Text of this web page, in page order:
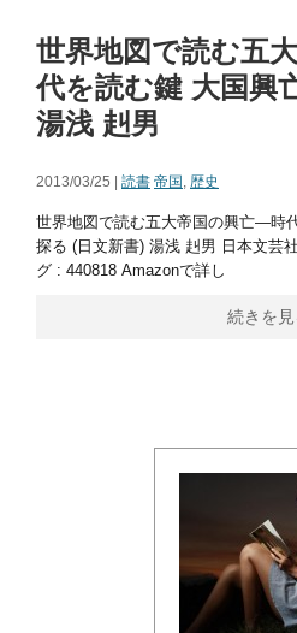
世界地図で読む五
代を読む鍵 大国興
湯浅 赳男
2013/03/25 | 読書 帝国 , 歴史
世界地図で読む五大帝国の興亡―時
探る (日文新書) 湯浅 赳男 日本文芸
グ : 440818 Amazonで詳し
続きを見